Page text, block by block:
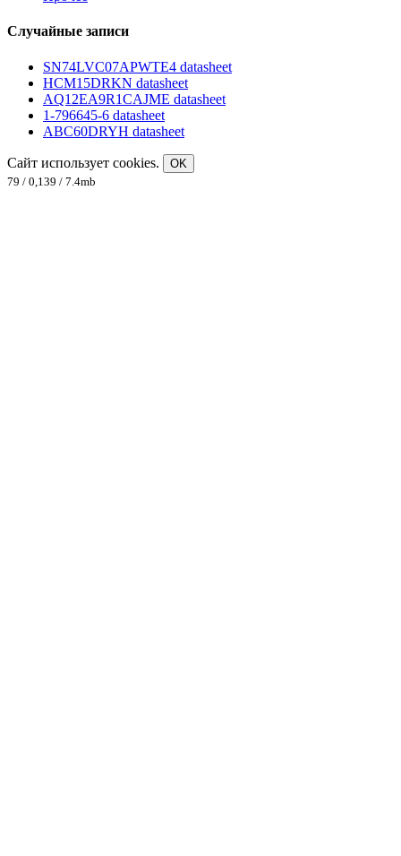
Случайные записи
SN74LVC07APWTE4 datasheet
HCM15DRKN datasheet
AQ12EA9R1CAJME datasheet
1-796645-6 datasheet
ABC60DRYH datasheet
Сайт использует cookies.
OK
79 / 0,139 / 7.4mb